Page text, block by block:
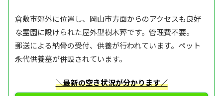
倉敷市郊外に位置し、岡山市方面からのアクセスも良好
な霊園に設けられた屋外型樹木葬です。管理費不要。
郵送による納骨の受付、供養が行われています。ペット
永代供養墓が併設されています。
＼最新の空き状況が分かります／